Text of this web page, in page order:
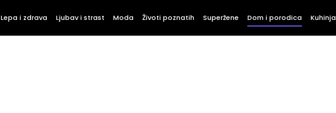
Lepa i zdrava Ljubav i strast Moda Životi poznatih Superžene Dom i porodica Kuhinja